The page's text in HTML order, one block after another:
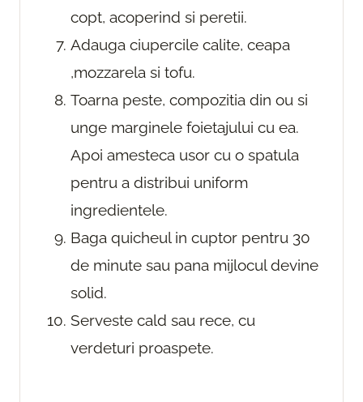
copt, acoperind si peretii.
Adauga ciupercile calite, ceapa
,mozzarela si tofu.
Toarna peste, compozitia din ou si
unge marginele foietajului cu ea.
Apoi amesteca usor cu o spatula
pentru a distribui uniform
ingredientele.
Baga quicheul in cuptor pentru 30
de minute sau pana mijlocul devine
solid.
Serveste cald sau rece, cu
verdeturi proaspete.